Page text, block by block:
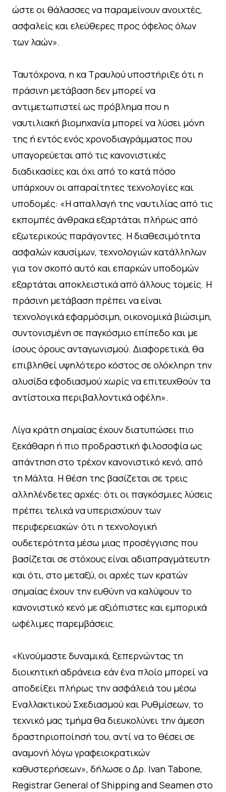
ώστε οι θάλασσες να παραμείνουν ανοιχτές,
ασφαλείς και ελεύθερες προς όφελος όλων
των λαών».
Ταυτόχρονα, η κα Τραυλού υποστήριξε ότι η
πράσινη μετάβαση δεν μπορεί να
αντιμετωπιστεί ως πρόβλημα που η
ναυτιλιακή βιομηχανία μπορεί να λύσει μόνη
της ή εντός ενός χρονοδιαγράμματος που
υπαγορεύεται από τις κανονιστικές
διαδικασίες και όχι από το κατά πόσο
υπάρχουν οι απαραίτητες τεχνολογίες και
υποδομές: «Η απαλλαγή της ναυτιλίας από τις
εκπομπές άνθρακα εξαρτάται πλήρως από
εξωτερικούς παράγοντες. Η διαθεσιμότητα
ασφαλών καυσίμων, τεχνολογιών κατάλληλων
για τον σκοπό αυτό και επαρκών υποδομών
εξαρτάται αποκλειστικά από άλλους τομείς. Η
πράσινη μετάβαση πρέπει να είναι
τεχνολογικά εφαρμόσιμη, οικονομικά βιώσιμη,
συντονισμένη σε παγκόσμιο επίπεδο και με
ίσους όρους ανταγωνισμού. Διαφορετικά, θα
επιβληθεί υψηλότερο κόστος σε ολόκληρη την
αλυσίδα εφοδιασμού χωρίς να επιτευχθούν τα
αντίστοιχα περιβαλλοντικά οφέλη».
Λίγα κράτη σημαίας έχουν διατυπώσει πιο
ξεκάθαρη ή πιο προδραστική φιλοσοφία ως
απάντηση στο τρέχον κανονιστικό κενό, από
τη Μάλτα. Η θέση της βασίζεται σε τρεις
αλληλένδετες αρχές: ότι οι παγκόσμιες λύσεις
πρέπει τελικά να υπερισχύουν των
περιφερειακών· ότι η τεχνολογική
ουδετερότητα μέσω μιας προσέγγισης που
βασίζεται σε στόχους είναι αδιαπραγμάτευτη·
και ότι, στο μεταξύ, οι αρχές των κρατών
σημαίας έχουν την ευθύνη να καλύψουν το
κανονιστικό κενό με αξιόπιστες και εμπορικά
ωφέλιμες παρεμβάσεις.
«Κινούμαστε δυναμικά, ξεπερνώντας τη
διοικητική αδράνεια· εάν ένα πλοίο μπορεί να
αποδείξει πλήρως την ασφάλειά του μέσω
Εναλλακτικού Σχεδιασμού και Ρυθμίσεων, το
τεχνικό μας τμήμα θα διευκολύνει την άμεση
δραστηριοποίησή του, αντί να το θέσει σε
αναμονή λόγω γραφειοκρατικών
καθυστερήσεων», δήλωσε ο Δρ. Ivan Tabone,
Registrar General of Shipping and Seamen στο